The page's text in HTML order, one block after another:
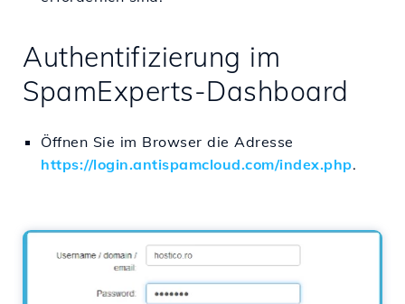
Authentifizierung im
SpamExperts-Dashboard
Öffnen Sie im Browser die Adresse
https://login.antispamcloud.com/index.php.